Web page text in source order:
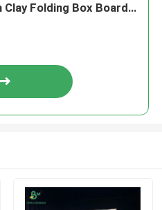
Clay Folding Box Board